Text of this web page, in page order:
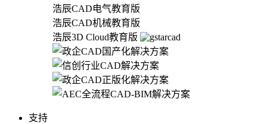
浩辰CAD电气教育版
浩辰CAD机械教育版
浩辰3D Cloud教育版
支持